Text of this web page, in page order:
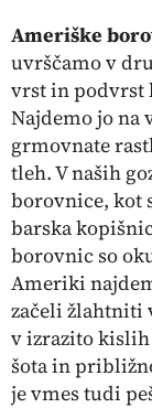
Ameriške
uvrščamo v
vrst in podvrst
Najdemo jo na
grmovnate
tleh. V naših
borovnice, kot
barska
borovnic so
Ameriki
začeli žlahtniti
v izrazito kislih
šota in
je vmes tudi